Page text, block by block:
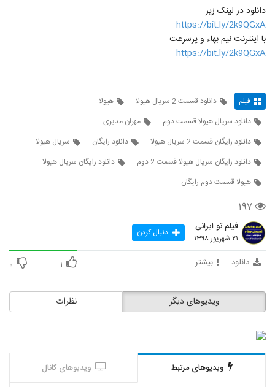
دانلود در لینک زیر
https://bit.ly/2k9QGxA
با اینترنت نیم بهاء و پرسرعت
https://bit.ly/2k9QGxA
فیلم دانلود قسمت 2 سریال هیولا
هیولا
دانلود سریال هیولا قسمت دوم
مهران مدیری
دانلود رایگان قسمت 2 سریال هیولا
دانلود رایگان
سریال هیولا
دانلود رایگان سریال هیولا قسمت 2 دوم
دانلود رایگان سریال هیولا
هیولا قسمت دوم رایگان
۱۹۷
فیلم تو ایرانی
۲۱ شهریور ۱۳۹۸ دنبال کردن
دانلود بیشتر ۱ ۰
نظرات ویدیوهای دیگر
ویدیوهای مرتبط ویدیوهای کانال